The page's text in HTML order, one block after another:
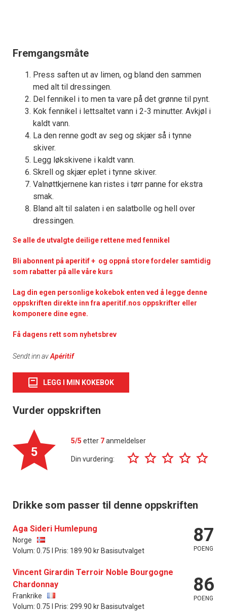
×
Få ukentlige nyhetsbrev fra
Vi tilbyr flere ukentlige nyhetsbrev. Du
Fremgangsmåte
Press saften ut av limen, og bland den sammen
med alt til dressingen.
Del fennikel i to men ta vare på det grønne til pynt.
Kok fennikel i lettsaltet vann i 2-3 minutter. Avkjøl i
kaldt vann.
La den renne godt av seg og skjær så i tynne
skiver.
Legg løkskivene i kaldt vann.
Skrell og skjær eplet i tynne skiver.
Valnøttkjernene kan ristes i tørr panne for ekstra
smak.
Bland alt til salaten i en salatbolle og hell over
dressingen.
Se alle de utvalgte deilige rettene med fennikel
Bli abonnent på aperitif + og oppnå store fordeler samtidig
som rabatter på alle våre kurs
Lag din egen personlige kokebok enten ved å legge denne
oppskriften direkte inn fra aperitif.nos oppskrifter eller
komponere dine egne.
Få dagens rett som nyhetsbrev
Sendt inn avApéritif
LEGG I MIN KOKEBOK
Vurder oppskriften
5
5/5 etter 7anmeldelser
Din vurdering:
Drikke som passer til denne oppskriften
Aga Sideri Humlepung
Norge
Volum: 0.75 l Pris: 189.90 kr Basisutvalget
87
POENG
Vincent Girardin Terroir Noble Bourgogne
Chardonnay
Frankrike
Volum: 0.75 l Pris: 299.90 kr Basisutvalget
86
POENG